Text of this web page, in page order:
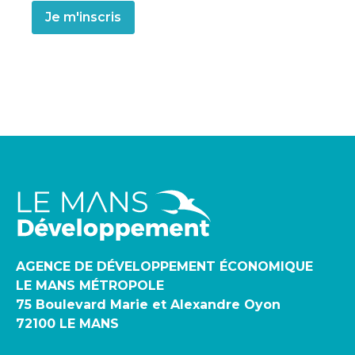
AGENCE DE DÉVELOPPEMENT ÉCONOMIQUE
LE MANS MÉTROPOLE
75 Boulevard Marie et Alexandre Oyon
72100 LE MANS